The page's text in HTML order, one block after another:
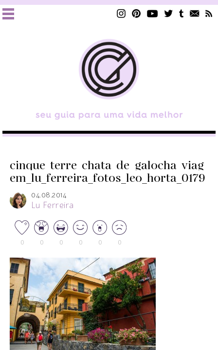
cinque_terre_chata_de_galocha_viag
em_lu_ferreira_fotos_leo_horta_0179
04.08.2014
Lu Ferreira
0 0 0 0 0 0